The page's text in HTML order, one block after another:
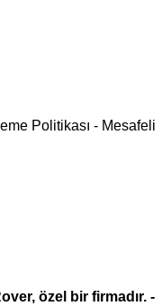
Politikası - Mesafeli
özel bir firmadır. -